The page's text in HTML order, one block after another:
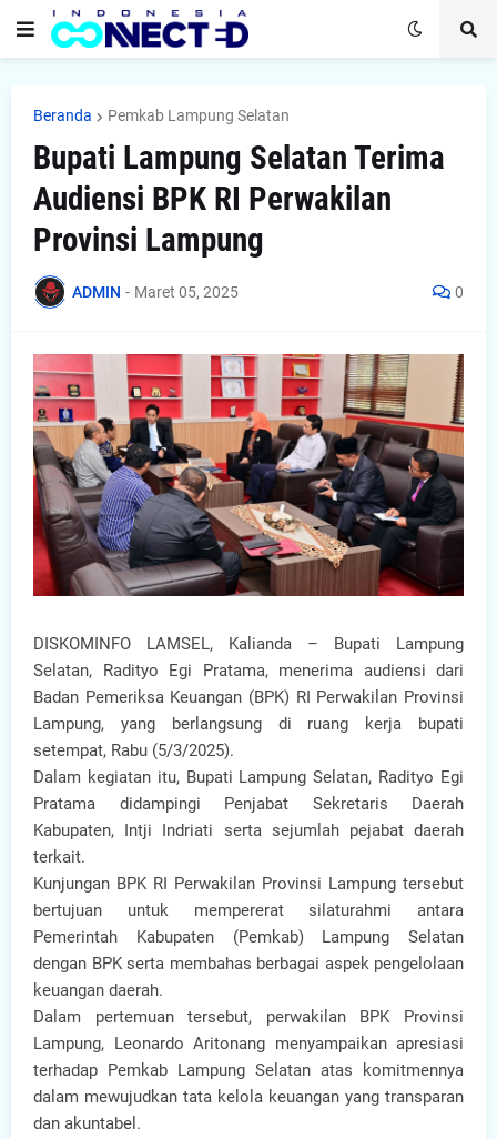
Beranda Pemkab Lampung Selatan
Bupati Lampung Selatan Terima
Audiensi BPK RI Perwakilan
Provinsi Lampung
ADMIN - Maret 05, 2025 0
DISKOMINFO LAMSEL, Kalianda – Bupati Lampung
Selatan, Radityo Egi Pratama, menerima audiensi dari
Badan Pemeriksa Keuangan (BPK) RI Perwakilan Provinsi
Lampung, yang berlangsung di ruang kerja bupati
setempat, Rabu (5/3/2025).
Dalam kegiatan itu, Bupati Lampung Selatan, Radityo Egi
Pratama didampingi Penjabat Sekretaris Daerah
Kabupaten, Intji Indriati serta sejumlah pejabat daerah
terkait.
Kunjungan BPK RI Perwakilan Provinsi Lampung tersebut
bertujuan untuk mempererat silaturahmi antara
Pemerintah Kabupaten (Pemkab) Lampung Selatan
dengan BPK serta membahas berbagai aspek pengelolaan
keuangan daerah.
Dalam pertemuan tersebut, perwakilan BPK Provinsi
Lampung, Leonardo Aritonang menyampaikan apresiasi
terhadap Pemkab Lampung Selatan atas komitmennya
dalam mewujudkan tata kelola keuangan yang transparan
dan akuntabel.